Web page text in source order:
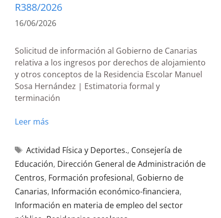
R388/2026
16/06/2026
Solicitud de información al Gobierno de Canarias
relativa a los ingresos por derechos de alojamiento
y otros conceptos de la Residencia Escolar Manuel
Sosa Hernández | Estimatoria formal y
terminación
Leer más
Actividad Física y Deportes., Consejería de
Educación, Dirección General de Administración de
Centros, Formación profesional, Gobierno de
Canarias, Información económico-financiera,
Información en materia de empleo del sector